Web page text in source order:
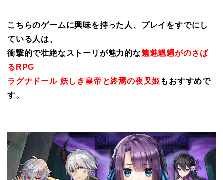
こちらのゲームに興味を持った人、プレイをすでにし
ている人は、
衝撃的で壮絶なストーリが魅力的な魑魅魍魎がのさば
るRPG
ラグナドール 妖しき皇帝と終焉の夜叉姫 もおすすめで
す。